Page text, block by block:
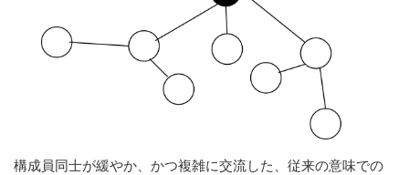
構成員同士が緩やか、かつ複雑に交流した、従来の意味での